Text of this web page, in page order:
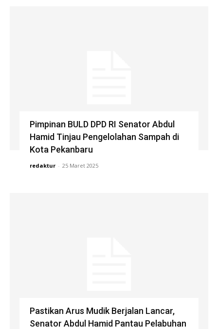
Pimpinan BULD DPD RI Senator Abdul
Hamid Tinjau Pengelolahan Sampah di
Kota Pekanbaru
redaktur - 25 Maret 2025
Pastikan Arus Mudik Berjalan Lancar,
Senator Abdul Hamid Pantau Pelabuhan